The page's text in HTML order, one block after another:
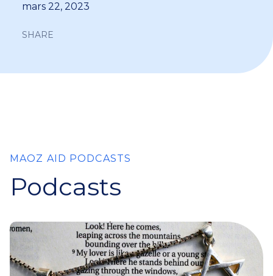
mars 22, 2023
SHARE
MAOZ AID PODCASTS
Podcasts